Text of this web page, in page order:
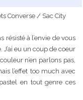
Converse / Sac City
résisté à l’envie de vous
eu un coup de coeur
n’en parlons pas,
l’effet too much avec
en tout genre ces